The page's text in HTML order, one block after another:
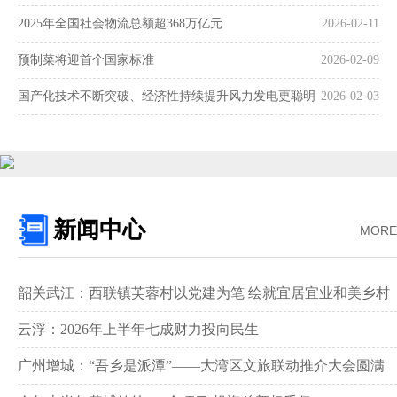
2026-02-11
2025年全国社会物流总额超368万亿元
2026-02-09
预制菜将迎首个国家标准
2026-02-03
国产化技术不断突破、经济性持续提升风力发电更聪明
MORE
新闻中心
韶关武江：西联镇芙蓉村以党建为笔 绘就宜居宜业和美乡村
新画卷‌
云浮：2026年上半年七成财力投向民生
广州增城：“吾乡是派潭”——大湾区文旅联动推介大会圆满